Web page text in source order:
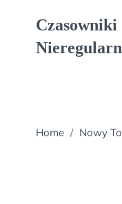
Czasowniki
Home / Nowy